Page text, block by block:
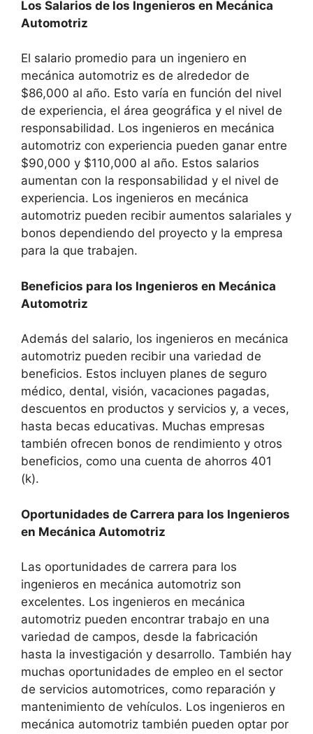
Los Salarios de los Ingenieros en Mecánica
Automotriz
El salario promedio para un ingeniero en
mecánica automotriz es de alrededor de
$86,000 al año. Esto varía en función del nivel
de experiencia, el área geográfica y el nivel de
responsabilidad. Los ingenieros en mecánica
automotriz con experiencia pueden ganar entre
$90,000 y $110,000 al año. Estos salarios
aumentan con la responsabilidad y el nivel de
experiencia. Los ingenieros en mecánica
automotriz pueden recibir aumentos salariales y
bonos dependiendo del proyecto y la empresa
para la que trabajen.
Beneficios para los Ingenieros en Mecánica
Automotriz
Además del salario, los ingenieros en mecánica
automotriz pueden recibir una variedad de
beneficios. Estos incluyen planes de seguro
médico, dental, visión, vacaciones pagadas,
descuentos en productos y servicios y, a veces,
hasta becas educativas. Muchas empresas
también ofrecen bonos de rendimiento y otros
beneficios, como una cuenta de ahorros 401
(k).
Oportunidades de Carrera para los Ingenieros
en Mecánica Automotriz
Las oportunidades de carrera para los
ingenieros en mecánica automotriz son
excelentes. Los ingenieros en mecánica
automotriz pueden encontrar trabajo en una
variedad de campos, desde la fabricación
hasta la investigación y desarrollo. También hay
muchas oportunidades de empleo en el sector
de servicios automotrices, como reparación y
mantenimiento de vehículos. Los ingenieros en
mecánica automotriz también pueden optar por